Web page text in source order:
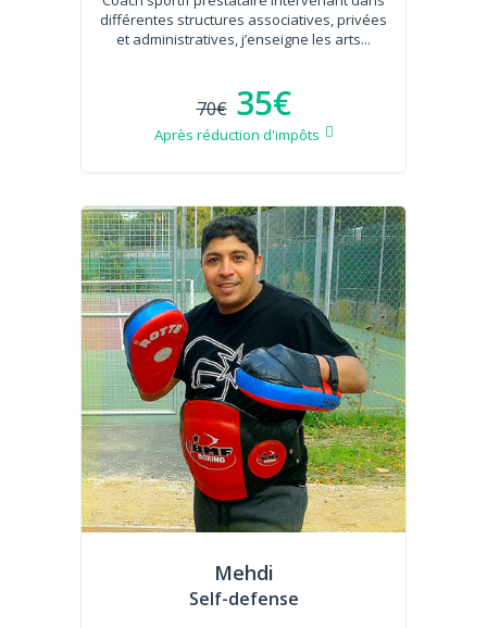
différentes structures associatives, privées
et administratives, j’enseigne les arts...
70€ 35€
Après réduction d'impôts
Mehdi
Self-defense